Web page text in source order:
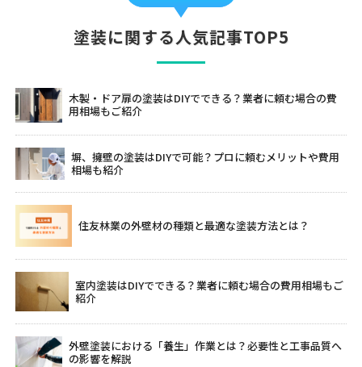
塗装に関する人気記事TOP5
木製・ドア扉の塗装はDIYでできる？業者に頼む場合の費
用相場もご紹介
塀、擁壁の塗装はDIYで可能？プロに頼むメリットや費用
相場も紹介
住友林業の外壁材の種類と最適な塗装方法とは？
室内塗装はDIYでできる？業者に頼む場合の費用相場もご
紹介
外壁塗装における「養生」作業とは？必要性と工事品質へ
の影響を解説